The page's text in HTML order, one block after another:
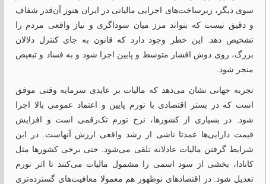
سوی دیگر، زیرساخت‌های اجرایی مالیاتی در ایران هنوز آن‌قدر شفاف
و دقیق نیست که بتواند مرز میان سوداگری و نیاز واقعی مردم را
تشخیص دهد. این خطر وجود دارد که قانون به جای کنترل دلالان
بزرگ، روی دوش اقشار متوسط و پایین اجرا شود و به فساد و تبعیض
منجر شود.
تجربه جهانی نشان می‌دهد که مالیات بر عایدی سرمایه وقتی موفق
است که در بستر اقتصادی با تورم پایین و اعتماد عمومی بالا اجرا
شود. در بسیاری از کشورها، نرخ تورم تک‌رقمی است و افزایش
قیمت دارایی‌ها عمدتا ناشی از رشد واقعی ارزش آنهاست. در این
شرایط گرفتن مالیات عادلانه تلقی می‌شود. حتی برخی کشورها مثل
کانادا، بخشی از سود اسمی را مشمول مالیات می‌کنند تا اثر تورم
تعدیل شود. در اقتصادهای نوظهور هم معمولا معافیت‌های گسترده‌تری